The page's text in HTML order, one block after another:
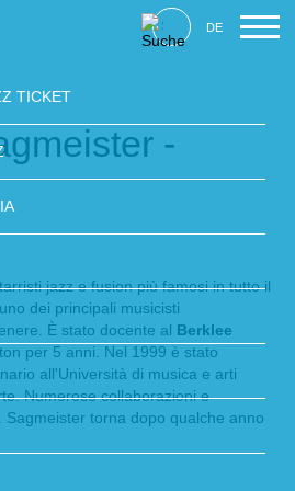
-
jazz e fusion più famosi in tutto il
dei principali musicisti
È stato docente al
Berklee
per 5 anni. Nel 1999 è stato
all'Università di musica e arti
Numerose collaborazioni e
Sagmeister torna dopo qualche anno
DE
TICKET